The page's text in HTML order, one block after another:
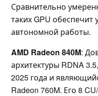
Сравнительно
таких GPU
автономной работы.
AMD Radeon 840M:
архитектуры RDNA
2025 года и
Radeon 760M. Его 8